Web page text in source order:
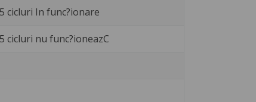
cicluri In func?ionare
cicluri nu func?ioneazC